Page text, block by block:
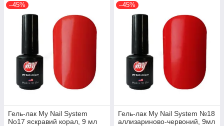
–45%
Гель-лак My Nail System
No17 яскравий корал, 9 мл
–45%
Гель-лак My Nail System №18
аллизариново-червоний, 9мл